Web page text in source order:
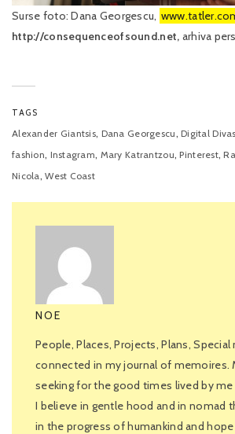
Surse foto: Dana Georgescu,
http://consequenceofsound.net, arhiva
TAGS
Alexander Giantsis, Dana Georgescu,Digital Divas
fashion, Instagram, Mary Katrantzou,Pinterest,
Nicola,West Coast
NOE
People, Places, Projects, Plans,
connected in my journal of memoires.
seeking for the good times lived by
I believe in gentle hood and in nomad
in the progress of humankind and